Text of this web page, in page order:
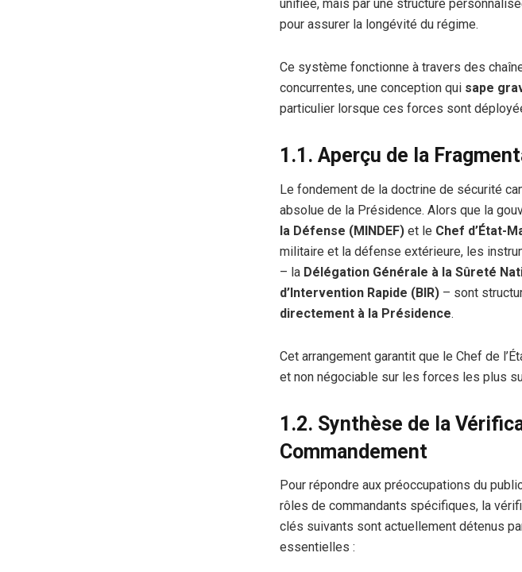
unifiée, mais par une structure
pour assurer la longévité du régime.
Ce système fonctionne à travers des
concurrentes, une conception qui sape
particulier lorsque ces forces sont
1.1. Aperçu de la
Le fondement de la doctrine de sécurité
absolue de la Présidence. Alors que la
la Défense (MINDEF) et le Chef d’État-
militaire et la défense extérieure, les
– la Délégation Générale à la Sûreté
d’Intervention Rapide (BIR) – sont
directement à la Présidence.
Cet arrangement garantit que le Chef de
et non négociable sur les forces les plus
1.2. Synthèse de la
Commandement
Pour répondre aux préoccupations du
rôles de commandants spécifiques, la
clés suivants sont actuellement détenus
essentielles :